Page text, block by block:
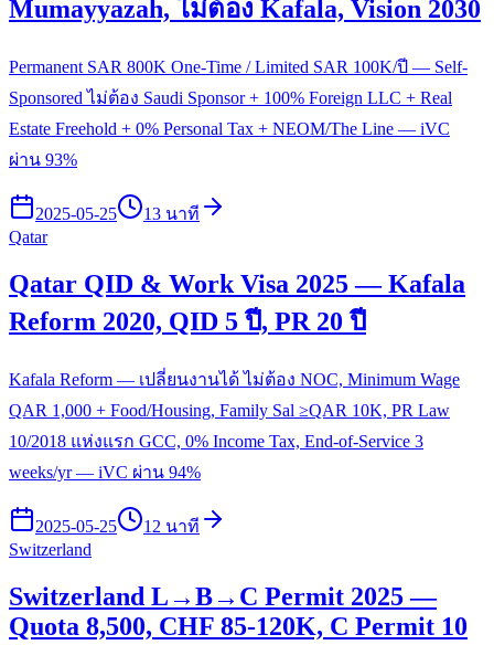
Mumayyazah, ไม่ต้อง Kafala, Vision 2030
Permanent SAR 800K One-Time / Limited SAR 100K/ปี — Self-
Sponsored ไม่ต้อง Saudi Sponsor + 100% Foreign LLC + Real
Estate Freehold + 0% Personal Tax + NEOM/The Line — iVC
ผ่าน 93%
2025-05-25
13 นาที
Qatar
Qatar QID & Work Visa 2025 — Kafala
Reform 2020, QID 5 ปี, PR 20 ปี
Kafala Reform — เปลี่ยนงานได้ ไม่ต้อง NOC, Minimum Wage
QAR 1,000 + Food/Housing, Family Sal ≥QAR 10K, PR Law
10/2018 แห่งแรก GCC, 0% Income Tax, End-of-Service 3
weeks/yr — iVC ผ่าน 94%
2025-05-25
12 นาที
Switzerland
Switzerland L→B→C Permit 2025 —
Quota 8,500, CHF 85-120K, C Permit 10